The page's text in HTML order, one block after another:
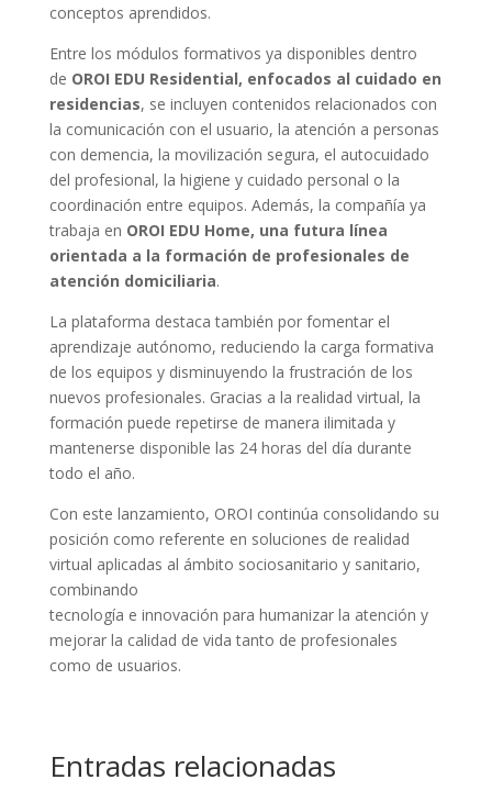
conceptos aprendidos.
Entre los módulos formativos ya disponibles dentro
de OROI EDU Residential, enfocados al cuidado en
residencias, se incluyen contenidos relacionados con
la comunicación con el usuario, la atención a personas
con demencia, la movilización segura, el autocuidado
del profesional, la higiene y cuidado personal o la
coordinación entre equipos. Además, la compañía ya
trabaja en OROI EDU Home, una futura línea
orientada a la formación de profesionales de
atención domiciliaria.
La plataforma destaca también por fomentar el
aprendizaje autónomo, reduciendo la carga formativa
de los equipos y disminuyendo la frustración de los
nuevos profesionales. Gracias a la realidad virtual, la
formación puede repetirse de manera ilimitada y
mantenerse disponible las 24 horas del día durante
todo el año.
Con este lanzamiento, OROI continúa consolidando su
posición como referente en soluciones de realidad
virtual aplicadas al ámbito sociosanitario y sanitario,
combinando
tecnología e innovación para humanizar la atención y
mejorar la calidad de vida tanto de profesionales
como de usuarios.
Entradas relacionadas